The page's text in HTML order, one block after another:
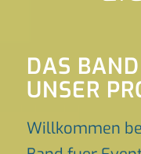
DAS
UNSER
Willkommen